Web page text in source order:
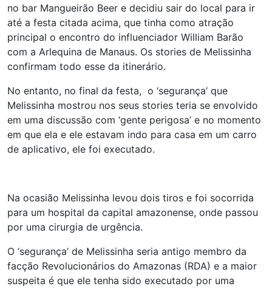
no bar Mangueirão Beer e decidiu sair do local para ir
até a festa citada acima, que tinha como atração
principal o encontro do influenciador William Barão
com a Arlequina de Manaus. Os stories de Melissinha
confirmam todo esse da itinerário.
No entanto, no final da festa, o ‘segurança’ que
Melissinha mostrou nos seus stories teria se envolvido
em uma discussão com ‘gente perigosa’ e no momento
em que ela e ele estavam indo para casa em um carro
de aplicativo, ele foi executado.
Na ocasião Melissinha levou dois tiros e foi socorrida
para um hospital da capital amazonense, onde passou
por uma cirurgia de urgência.
O ‘segurança’ de Melissinha seria antigo membro da
facção Revolucionários do Amazonas (RDA) e a maior
suspeita é que ele tenha sido executado por uma